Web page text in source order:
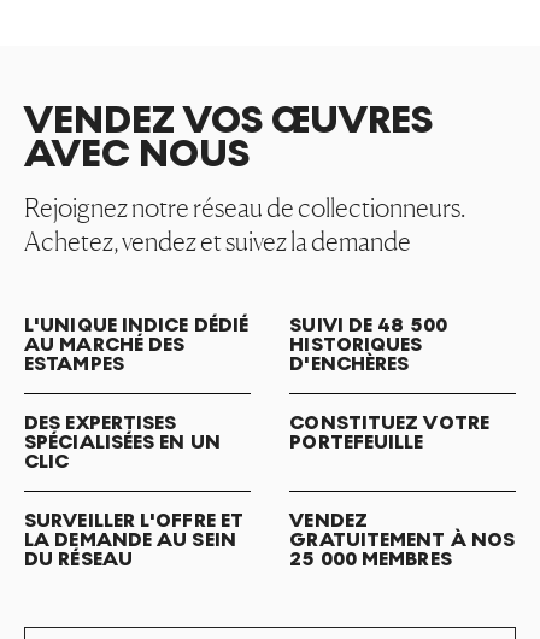
VENDEZ VOS ŒUVRES
AVEC NOUS
Rejoignez notre réseau de collectionneurs.
Achetez, vendez et suivez la demande
L'UNIQUE INDICE DÉDIÉ
AU MARCHÉ DES
ESTAMPES
SUIVI DE 48 500
HISTORIQUES
D'ENCHÈRES
DES EXPERTISES
SPÉCIALISÉES EN UN
CLIC
CONSTITUEZ VOTRE
PORTEFEUILLE
SURVEILLER L'OFFRE ET
LA DEMANDE AU SEIN
DU RÉSEAU
VENDEZ
GRATUITEMENT À NOS
25 000 MEMBRES